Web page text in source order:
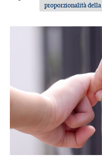
proporzionalità della